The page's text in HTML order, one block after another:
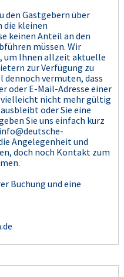
den Gastgebern über
die kleinen
keinen Anteil an den
müssen. Wir
um Ihnen allzeit aktuelle
zur Verfügung zu
vermuten, dass
oder E-Mail-Adresse einer
nicht mehr gültig
oder Sie eine
Sie uns einfach kurz
Angelegenheit und
doch noch Kontakt zum
Buchung und eine